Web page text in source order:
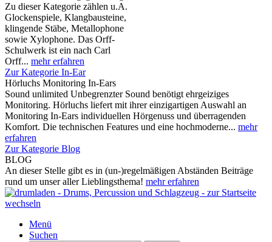
Zu dieser Kategorie zählen u.A.
Glockenspiele, Klangbausteine,
klingende Stäbe, Metallophone
sowie Xylophone. Das Orff-
Schulwerk ist ein nach Carl
Orff... mehr erfahren
Zur Kategorie In-Ear
Hörluchs Monitoring In-Ears
Sound unlimited Unbegrenzter Sound benötigt ehrgeiziges
Monitoring. Hörluchs liefert mit ihrer einzigartigen Auswahl an
Monitoring In-Ears individuellen Hörgenuss und überragenden
Komfort. Die technischen Features und eine hochmoderne... mehr
erfahren
Zur Kategorie Blog
BLOG
An dieser Stelle gibt es in (un-)regelmäßigen Abständen Beiträge
rund um unser aller Lieblingsthema! mehr erfahren
Menü
Suchen